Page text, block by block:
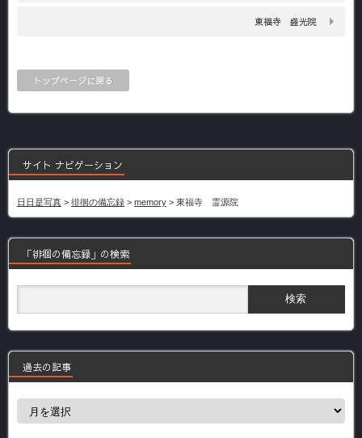
東福寺 盛光院
トップページに戻る
サイト ナビゲーション
日日是写真 > 徘徊の備忘録 > memory > 東福寺 霊源院
「徘徊の備忘録」の検索
過去の記事
過